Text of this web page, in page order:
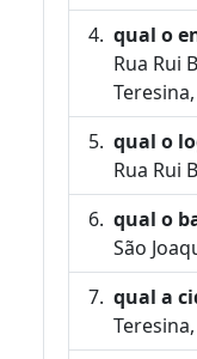
qual o
Rua Rui
qual o
Rua Rui
qual o
São
qual a